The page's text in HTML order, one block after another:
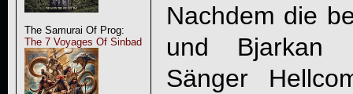
The Samurai Of Prog:
The 7 Voyages Of Sinbad
Nachdem die
und Bjarkan
Sänger